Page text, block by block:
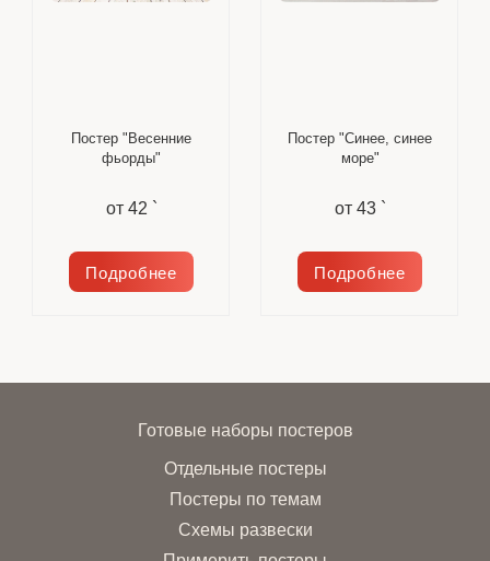
Постер "Весенние
фьорды"
от 42 `
Подробнее
Постер "Синее, синее
море"
от 43 `
Подробнее
Готовые наборы постеров
Отдельные постеры
Постеры по темам
Схемы развески